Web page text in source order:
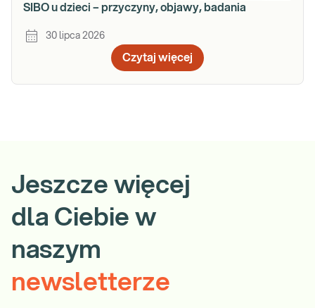
SIBO u dzieci – przyczyny, objawy, badania
30 lipca 2026
Czytaj więcej
Jeszcze więcej
dla Ciebie w
naszym
newsletterze